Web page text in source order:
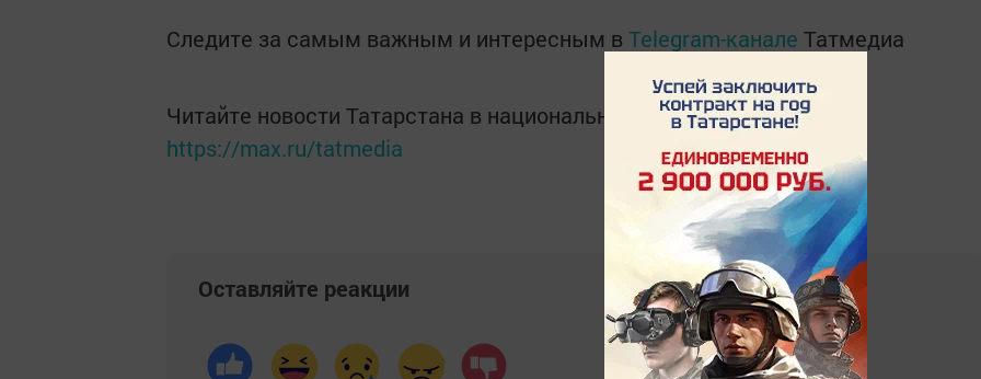
Следите за самым важным и интересным в Telegram-канале Татмедиа
Читайте новости Татарстана в национальном мессенджере MАХ:
https://max.ru/tatmedia
Оставляйте реакции